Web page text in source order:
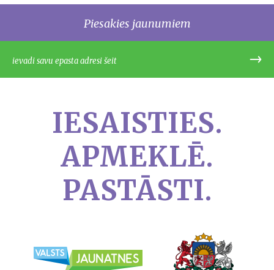
Piesakies jaunumiem
IESAISTIES.
APMEKLĒ.
PASTĀSTI.